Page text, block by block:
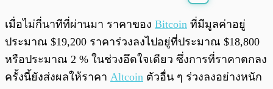
พร้อมเล่น / 0:00
เมื่อไม่กี่นาทีที่ผ่านมา ราคาของ Bitcoin ที่มีมูลค่าอยู่
ประมาณ $19,200 ราคาร่วงลงไปอยู่ที่ประมาณ $18,800
หรือประมาณ 2 % ในช่วงอึดใจเดียว ซึ่งการที่ราคาตกลง
ครั้งนี้ยังส่งผลให้ราคา Altcoin ตัวอื่น ๆ ร่วงลงอย่างหนัก